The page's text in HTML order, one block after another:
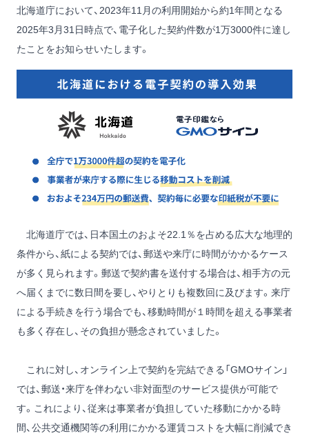
北海道庁において、2023年11月の利用開始から約1年間となる
2025年3月31日時点で、電子化した契約件数が1万3000件に達し
たことをお知らせいたします。
北海道庁では、日本国土のおよそ22.1％を占める広大な地理的
条件から、紙による契約では、郵送や来庁に時間がかかるケース
が多く見られます。郵送で契約書を送付する場合は、相手方の元
へ届くまでに数日間を要し、やりとりも複数回に及びます。来庁
による手続きを行う場合でも、移動時間が１時間を超える事業者
も多く存在し、その負担が懸念されていました。
これに対し、オンライン上で契約を完結できる「GMOサイン」
では、郵送・来庁を伴わない非対面型のサービス提供が可能で
す。これにより、従来は事業者が負担していた移動にかかる時
間、公共交通機関等の利用にかかる運賃コストを大幅に削減でき